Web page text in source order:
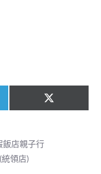
Share
on
X
(
飯店親子行
領店)